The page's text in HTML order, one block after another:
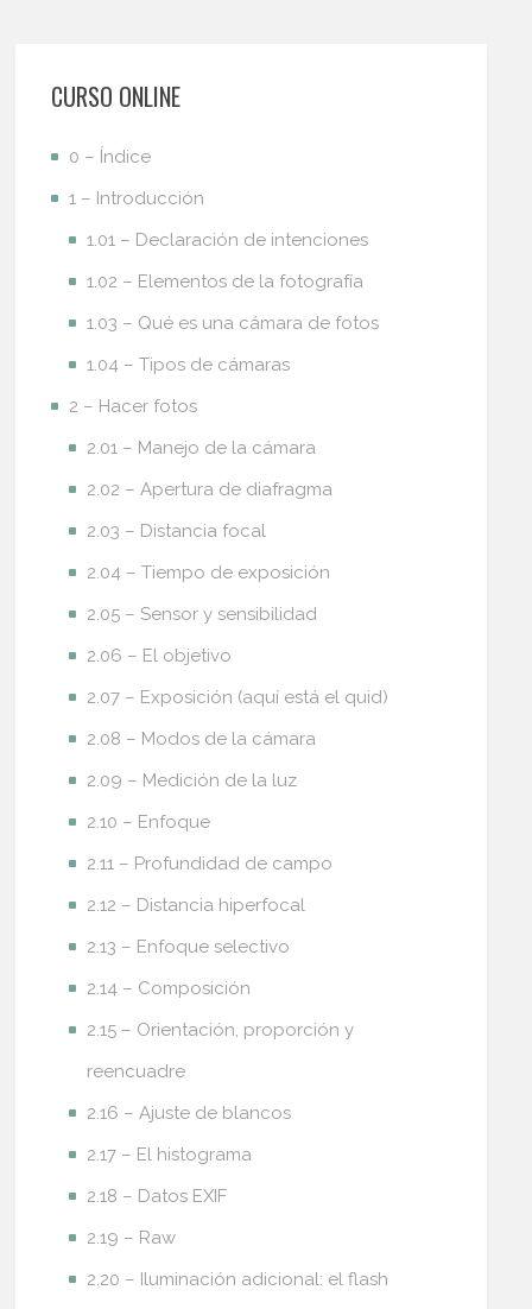
CURSO ONLINE
0 – Índice
1 – Introducción
1.01 – Declaración de intenciones
1.02 – Elementos de la fotografía
1.03 – Qué es una cámara de fotos
1.04 – Tipos de cámaras
2 – Hacer fotos
2.01 – Manejo de la cámara
2.02 – Apertura de diafragma
2.03 – Distancia focal
2.04 – Tiempo de exposición
2.05 – Sensor y sensibilidad
2.06 – El objetivo
2.07 – Exposición (aquí está el quid)
2.08 – Modos de la cámara
2.09 – Medición de la luz
2.10 – Enfoque
2.11 – Profundidad de campo
2.12 – Distancia hiperfocal
2.13 – Enfoque selectivo
2.14 – Composición
2.15 – Orientación, proporción y
reencuadre
2.16 – Ajuste de blancos
2.17 – El histograma
2.18 – Datos EXIF
2.19 – Raw
2.20 – Iluminación adicional: el flash